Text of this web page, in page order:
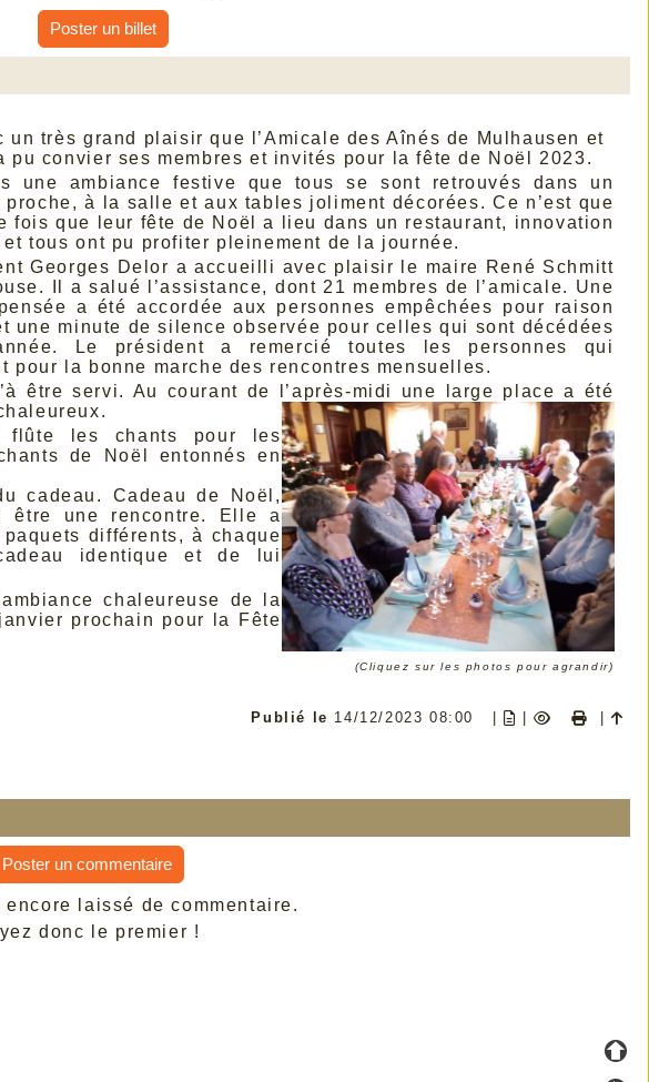
Poster un billet
un très grand plaisir que l’Amicale desAînés de Mulhausen et
pu convier ses membres et invités pour la fête de Noël 2023.
une ambiance festive que tous se sont retrouvés dans un
proche, à la salle et aux tables joliment décorées. Ce n’est que
fois que leur fête de Noël a lieu dans un restaurant, innovation
et tous ont pu profiter pleinement de la journée.
Georges Delor a accueilli avec plaisir le maire René Schmitt
Il a salué l’assistance, dont 21 membres de l’amicale. Une
a été accordée aux personnes empêchées pour raison
une minute de silence observée pour celles qui sont décédées
Le président a remercié toutes les personnes qui
pour la bonne marche des rencontres mensuelles.
être servi. Au courant de l’après-midi une large place a été
flûte les chants pour les
de Noël entonnés en
cadeau. Cadeau de Noël,
être une rencontre. Elle a
différents, à chaque
identique et de lui
chaleureuse de la
prochain pour la Fête
(Cliquez sur les photos pour agrandir)
Publié le 14/12/2023 08:00 |
Poster un commentaire
encore laissé de commentaire.
donc le premier !